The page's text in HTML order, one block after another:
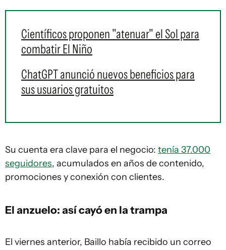
Científicos proponen "atenuar" el Sol para
combatir El Niño
ChatGPT anunció nuevos beneficios para
sus usuarios gratuitos
Su cuenta era clave para el negocio: tenía 37.000
seguidores, acumulados en años de contenido,
promociones y conexión con clientes.
El anzuelo: así cayó en la trampa
El viernes anterior, Baillo había recibido un correo